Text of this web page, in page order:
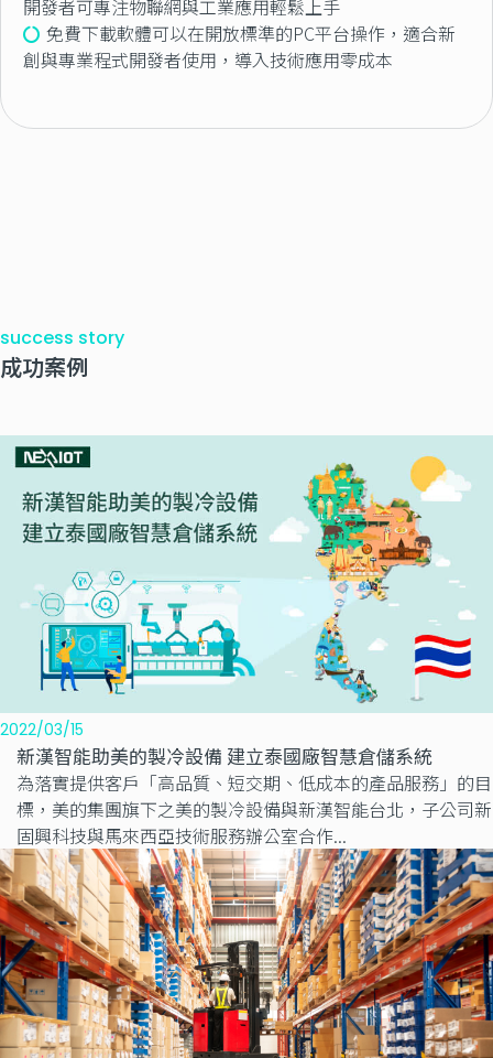
開發者可專注物聯網與工業應用輕鬆上手
免費下載軟體可以在開放標準的PC平台操作，適合新
創與專業程式開發者使用，導入技術應用零成本
success story
成功案例
2022/03/15
新漢智能助美的製冷設備 建立泰國廠智慧倉儲系統
為落實提供客戶「高品質、短交期、低成本的產品服務」的目
標，美的集團旗下之美的製冷設備與新漢智能台北，子公司新
固興科技與馬來西亞技術服務辦公室合作...